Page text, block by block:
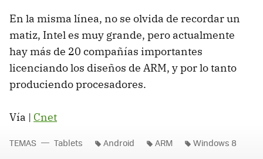
En la misma línea, no se olvida de recordar un
matiz, Intel es muy grande, pero actualmente
hay más de 20 compañías importantes
licenciando los diseños de ARM, y por lo tanto
produciendo procesadores.
Vía | Cnet
TEMAS Tablets Android ARM Windows 8